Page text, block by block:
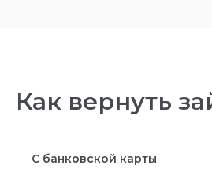
Как вернуть
С банковской карты